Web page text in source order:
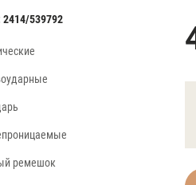
539792
ремешок